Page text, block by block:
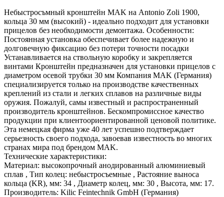
Небыстросъмный кронштейн MAK на Antonio Zoli 1900,
кольца 30 мм (высокий) - идеально подходит для установки
прицелов без необходимости демонтажа. Особенности:
Постоянная установка обеспечивает более надежную и
долговечную фиксацию без потери точности посадки
Устанавливается на ствольную коробку и закрепляется
винтами Кронштейн предназначен для установки прицелов с
диаметром осевой трубки 30 мм Компания MAK (Германия)
специализируется только на производстве качественных
креплений из стали и легких сплавов на различные виды
оружия. Пожалуй, самы известный и распространенный
производитель кронштейнов. Бескомпромиссное качество
продукции при клиентоориентированной ценовой политике.
Эта немецкая фирма уже 40 лет успешно подтверждает
серьезность своего подхода, завоевав известность во многих
странах мира под брендом MAK.
Технические характеристики:
Материал: высокопрочный анодированный алюминиевый
сплав , Тип колец: небыстросъемные , Растояние выноса
кольца (KR), мм: 34 , Диаметр колец, мм: 30 , Высота, мм: 17.
Производитель: Kilic Feintechnik GmbH (Германия)